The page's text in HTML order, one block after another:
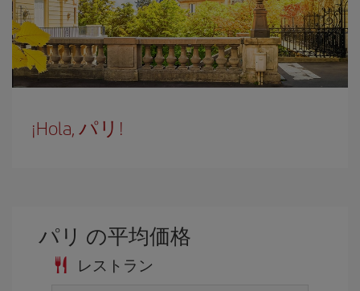
¡Hola, パリ!
パリ の平均価格
レストラン